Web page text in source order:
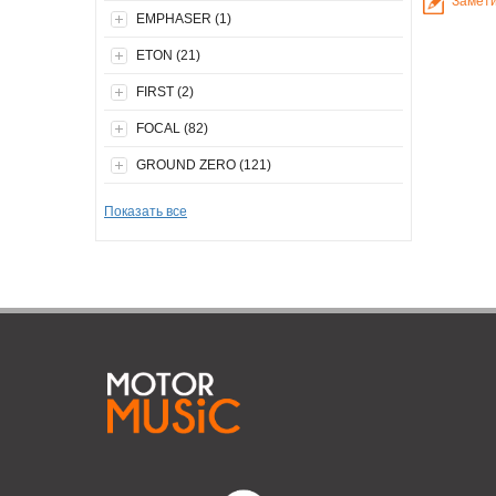
EMPHASER (1)
ETON (21)
FIRST (2)
FOCAL (82)
GROUND ZERO (121)
Показать все